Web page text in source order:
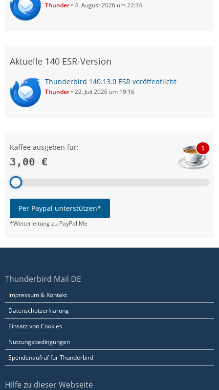
Thunder 4. August 2026 um 22:34
Aktuelle 140 ESR-Version
Thunderbird 140.13.0 ESR veröffentlicht
Thunder 22. Juli 2026 um 19:16
Kaffee ausgeben für:
3,00 €
1
Per Paypal unterstützen*
*Weiterleitung zu PayPal.Me
Thunderbird Mail DE
Impressum & Kontakt
Datenschutzerklärung
Einsatz von Cookies
Nutzungsbedingungen
Spendenaufruf für Thunderbird
Hilfe zu dieser Webseite